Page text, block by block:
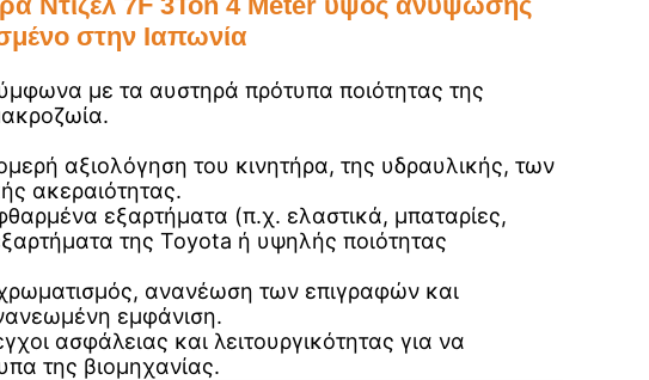
στην Ιαπωνία
με τα αυστηρά πρότυπα ποιότητας της
αξιολόγηση του κινητήρα, της υδραυλικής, των
ακεραιότητας.
εξαρτήματα (π.χ. ελαστικά, μπαταρίες,
της Toyota ή υψηλής ποιότητας
ανανέωση των επιγραφών και
εμφάνιση.
ασφάλειας και λειτουργικότητας για να
της βιομηχανίας.